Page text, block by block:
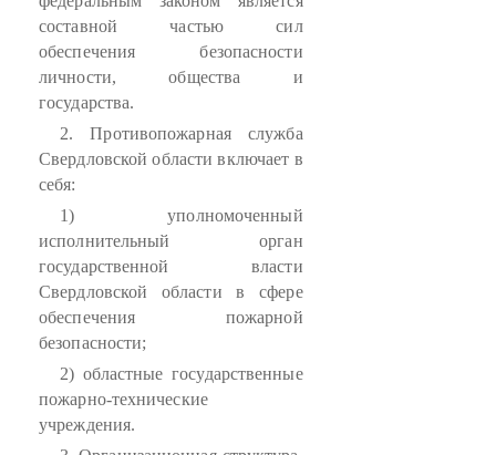
составной частью сил
обеспечения безопасности
личности, общества и
государства.
2. Противопожарная служба
Свердловской области включает в
себя:
1) уполномоченный
исполнительный орган
государственной власти
Свердловской области в сфере
обеспечения пожарной
безопасности;
2) областные государственные
пожарно-технические
учреждения.